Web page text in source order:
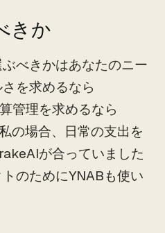
きか
べきかはあなたのニー
を求めるなら
管理を求めるなら
の場合、日常の支出を
が合っていました
のためにYNABも使い